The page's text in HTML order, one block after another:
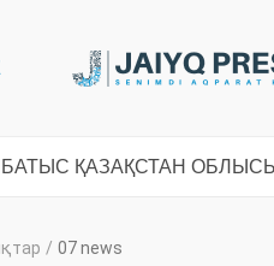
БАТЫС ҚАЗАҚСТАН ОБЛЫСЫ
/ 07 news